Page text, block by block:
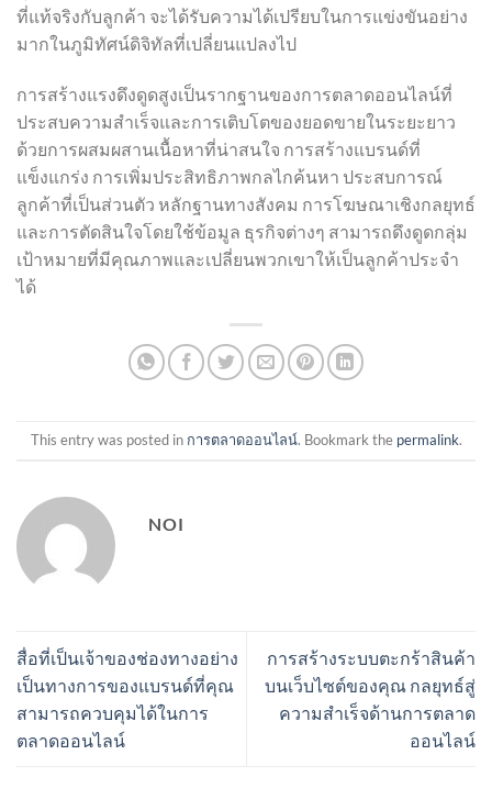
ที่แท้จริงกับลูกค้า จะได้รับความได้เปรียบในการแข่งขันอย่าง
มากในภูมิทัศน์ดิจิทัลที่เปลี่ยนแปลงไป
การสร้างแรงดึงดูดสูงเป็นรากฐานของการตลาดออนไลน์ที่
ประสบความสำเร็จและการเติบโตของยอดขายในระยะยาว
ด้วยการผสมผสานเนื้อหาที่น่าสนใจ การสร้างแบรนด์ที่
แข็งแกร่ง การเพิ่มประสิทธิภาพกลไกค้นหา ประสบการณ์
ลูกค้าที่เป็นส่วนตัว หลักฐานทางสังคม การโฆษณาเชิงกลยุทธ์
และการตัดสินใจโดยใช้ข้อมูล ธุรกิจต่างๆ สามารถดึงดูดกลุ่ม
เป้าหมายที่มีคุณภาพและเปลี่ยนพวกเขาให้เป็นลูกค้าประจำ
ได้
This entry was posted in การตลาดออนไลน์. Bookmark the permalink.
NOI
สื่อที่เป็นเจ้าของช่องทางอย่าง
เป็นทางการของแบรนด์ที่คุณ
สามารถควบคุมได้ในการ
ตลาดออนไลน์
การสร้างระบบตะกร้าสินค้า
บนเว็บไซต์ของคุณ กลยุทธ์สู่
ความสำเร็จด้านการตลาด
ออนไลน์